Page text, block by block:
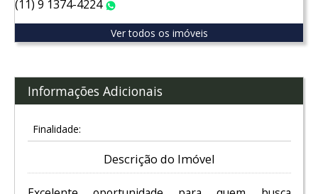
(11) 9 1374-4224
Ver todos os imóveis
Informações Adicionais
Finalidade:
Descrição do Imóvel